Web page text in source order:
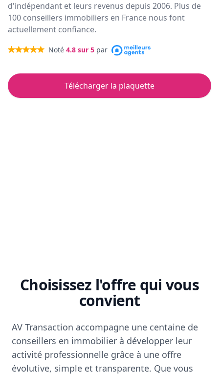
d'indépendant et leurs revenus depuis 2006. Plus de
100 conseillers immobiliers en France nous font
actuellement confiance.
Noté 4.8 sur 5 par
Télécharger la plaquette
Choisissez l'offre qui vous
convient
AV Transaction accompagne une centaine de
conseillers en immobilier à développer leur
activité professionnelle grâce à une offre
évolutive, simple et transparente. Que vous